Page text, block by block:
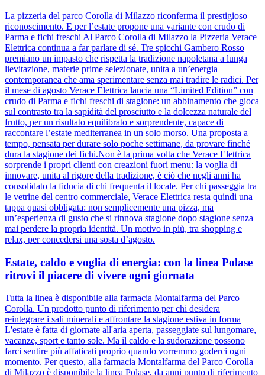
La pizzeria del parco Corolla di Milazzo riconferma il prestigioso
riconoscimento. E per l’estate propone una variante con crudo di
Parma e fichi freschi Al Parco Corolla di Milazzo la Pizzeria Verace
Elettrica continua a far parlare di sé. Tre spicchi Gambero Rosso
premiano un impasto che rispetta la tradizione napoletana a lunga
lievitazione, materie prime selezionate, unita a un’energia
contemporanea che ama sperimentare senza mai tradire le radici. Per
il mese di agosto Verace Elettrica lancia una “Limited Edition” con
crudo di Parma e fichi freschi di stagione: un abbinamento che gioca
sul contrasto tra la sapidità del prosciutto e la dolcezza naturale del
frutto, per un risultato equilibrato e sorprendente, capace di
raccontare l’estate mediterranea in un solo morso. Una proposta a
tempo, pensata per durare solo poche settimane, da provare finché
dura la stagione dei fichi.Non è la prima volta che Verace Elettrica
sorprende i propri clienti con creazioni fuori menu: la voglia di
innovare, unita al rigore della tradizione, è ciò che negli anni ha
consolidato la fiducia di chi frequenta il locale. Per chi passeggia tra
le vetrine del centro commerciale, Verace Elettrica resta quindi una
tappa quasi obbligata: non semplicemente una pizza, ma
un’esperienza di gusto che si rinnova stagione dopo stagione senza
mai perdere la propria identità. Un motivo in più, tra shopping e
relax, per concedersi una sosta d’agosto.
Estate, caldo e voglia di energia: con la linea Polase
ritrovi il piacere di vivere ogni giornata
Tutta la linea è disponibile alla farmacia Montalfarma del Parco
Corolla. Un prodotto punto di riferimento per chi desidera
reintegrare i sali minerali e affrontare la stagione estiva in forma
L'estate è fatta di giornate all'aria aperta, passeggiate sul lungomare,
vacanze, sport e tanto sole. Ma il caldo e la sudorazione possono
farci sentire più affaticati proprio quando vorremmo goderci ogni
momento. Per questo, alla farmacia Montalfarma del Parco Corolla
di Milazzo è disponibile la linea Polase, da anni punto di riferimento